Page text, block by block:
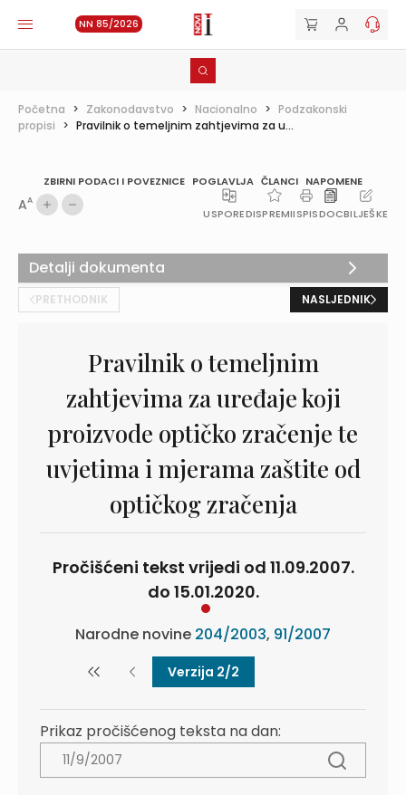
NN 85/2026
Početna > Zakonodavstvo > Nacionalno > Podzakonski
propisi > Pravilnik o temeljnim zahtjevima za u...
ZBIRNI PODACI I POVEZNICE POGLAVLJA ČLANCI NAPOMENE
AA
USPOREDISPREMIISPISDOCBILJEŠKE
PRETHODNIK NASLJEDNIK
Pravilnik o temeljnim
zahtjevima za uređaje koji
proizvode optičko zračenje te
uvjetima i mjerama zaštite od
optičkog zračenja
Pročišćeni tekst vrijedi od 11.09.2007.
do 15.01.2020.
Narodne novine 204/2003, 91/2007
Verzija 2/2
Prikaz pročišćenog teksta na dan:
Detalji dokumenta